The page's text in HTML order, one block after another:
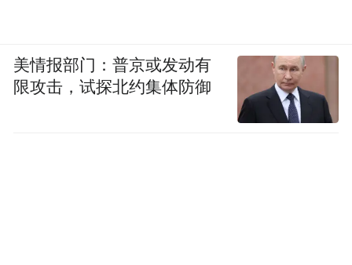
美情报部门：普京或发动有
限攻击，试探北约集体防御